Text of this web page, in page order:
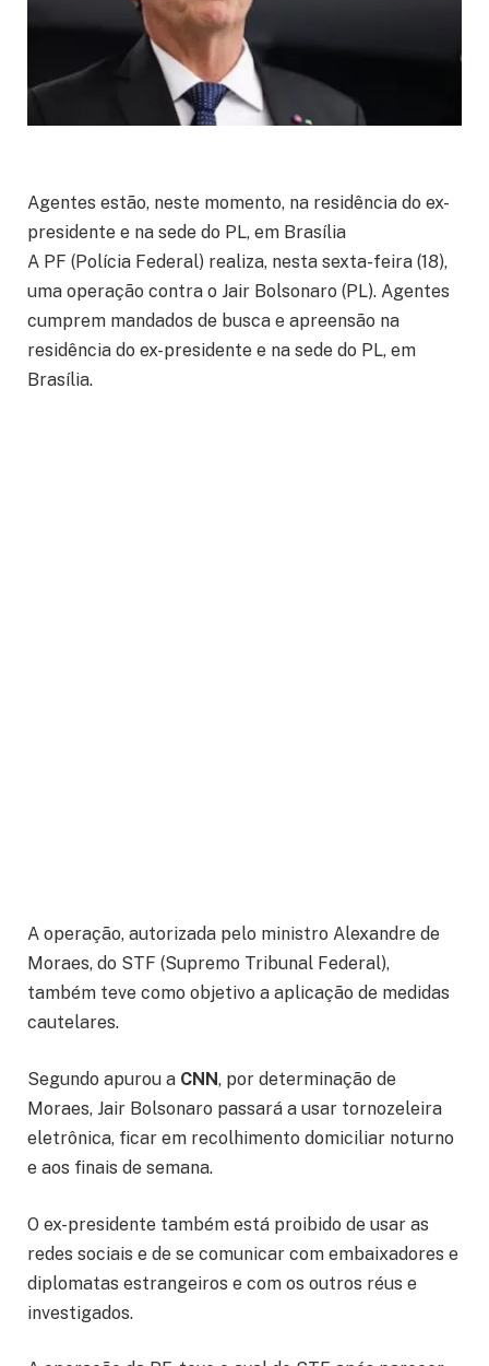
Agentes estão, neste momento, na residência do ex-
presidente e na sede do PL, em Brasília
A PF (Polícia Federal) realiza, nesta sexta-feira (18),
uma operação contra o Jair Bolsonaro (PL). Agentes
cumprem mandados de busca e apreensão na
residência do ex-presidente e na sede do PL, em
Brasília.
A operação, autorizada pelo ministro Alexandre de
Moraes, do STF (Supremo Tribunal Federal),
também teve como objetivo a aplicação de medidas
cautelares.
Segundo apurou a CNN, por determinação de
Moraes, Jair Bolsonaro passará a usar tornozeleira
eletrônica, ficar em recolhimento domiciliar noturno
e aos finais de semana.
O ex-presidente também está proibido de usar as
redes sociais e de se comunicar com embaixadores e
diplomatas estrangeiros e com os outros réus e
investigados.